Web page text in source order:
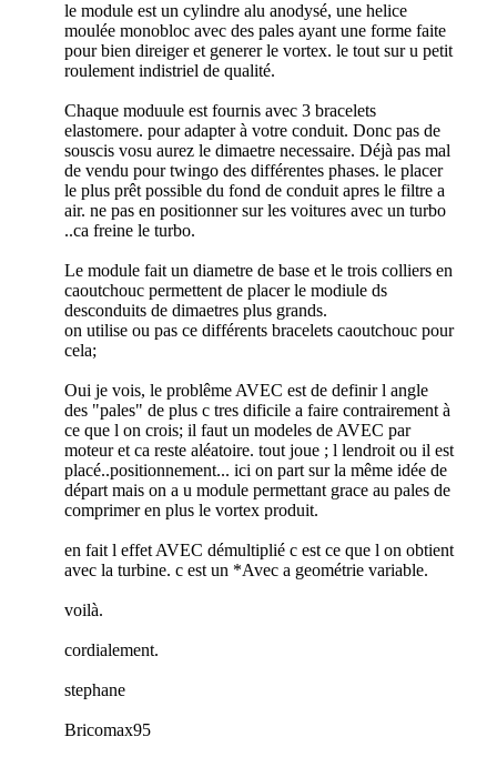
le module est un cylindre alu anodysé, une helice
moulée monobloc avec des pales ayant une forme faite
pour bien direiger et generer le vortex. le tout sur u petit
roulement indistriel de qualité.
Chaque moduule est fournis avec 3 bracelets
elastomere. pour adapter à votre conduit. Donc pas de
souscis vosu aurez le dimaetre necessaire. Déjà pas mal
de vendu pour twingo des différentes phases. le placer
le plus prêt possible du fond de conduit apres le filtre a
air. ne pas en positionner sur les voitures avec un turbo
..ca freine le turbo.
Le module fait un diametre de base et le trois colliers en
caoutchouc permettent de placer le modiule ds
desconduits de dimaetres plus grands.
on utilise ou pas ce différents bracelets caoutchouc pour
cela;
Oui je vois, le problême AVEC est de definir l angle
des "pales" de plus c tres dificile a faire contrairement à
ce que l on crois; il faut un modeles de AVEC par
moteur et ca reste aléatoire. tout joue ; l lendroit ou il est
placé..positionnement... ici on part sur la même idée de
départ mais on a u module permettant grace au pales de
comprimer en plus le vortex produit.
en fait l effet AVEC démultiplié c est ce que l on obtient
avec la turbine. c est un *Avec a geométrie variable.
voilà.
cordialement.
stephane
Bricomax95